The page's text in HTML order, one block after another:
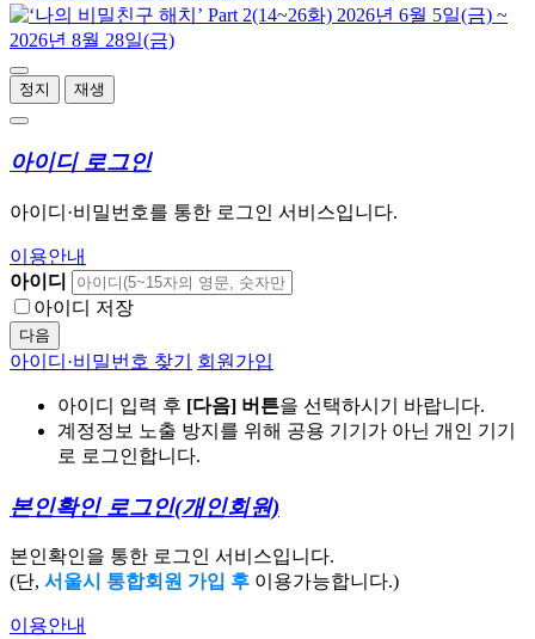
정지 재생
아이디 로그인
아이디·비밀번호를 통한 로그인 서비스입니다.
이용안내
아이디
아이디 저장
다음
아이디·비밀번호 찾기 회원가입
아이디 입력 후 [다음] 버튼을 선택하시기 바랍니다.
계정정보 노출 방지를 위해 공용 기기가 아닌 개인 기기
로 로그인합니다.
본인확인 로그인(개인회원)
본인확인을 통한 로그인 서비스입니다.
(단, 서울시 통합회원 가입 후 이용가능합니다.)
이용안내